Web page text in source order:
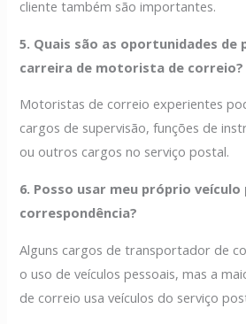
cliente também são importantes.
5. Quais são as oportunidades de
carreira de motorista de correio?
Motoristas de correio experientes
cargos de supervisão, funções de
ou outros cargos no serviço postal.
6. Posso usar meu próprio
correspondência?
Alguns cargos de transportador de
o uso de veículos pessoais, mas a
de correio usa veículos do serviço